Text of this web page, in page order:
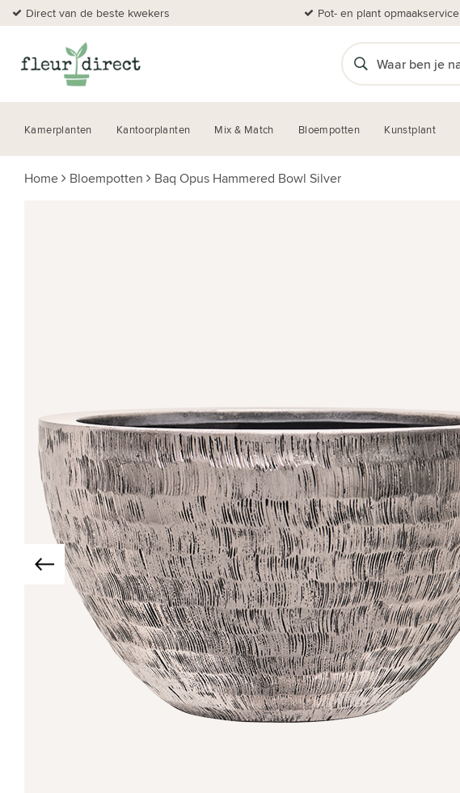
Direct van de beste kwekers Pot- en plant opmaakservice
Kamerplanten Kantoorplanten Mix & Match Bloempotten Kunstplant
Home Bloempotten Baq Opus Hammered Bowl Silver